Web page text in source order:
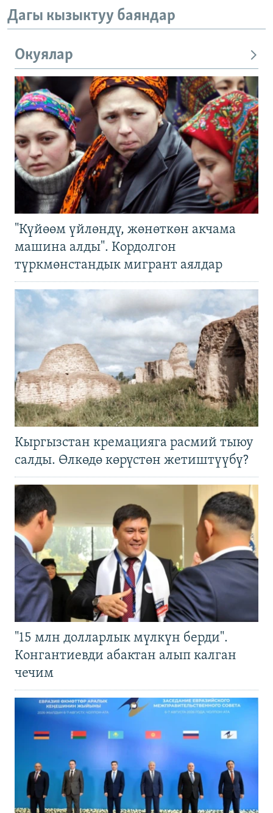
Дагы кызыктуу баяндар
Окуялар
"Күйөөм үйлөндү, жөнөткөн акчама
машина алды". Кордолгон
түркмөнстандык мигрант аялдар
Кыргызстан кремацияга расмий тыюу
салды. Өлкөдө көрүстөн жетиштүүбү?
"15 млн долларлык мүлкүн берди".
Конгантиевди абактан алып калган
чечим